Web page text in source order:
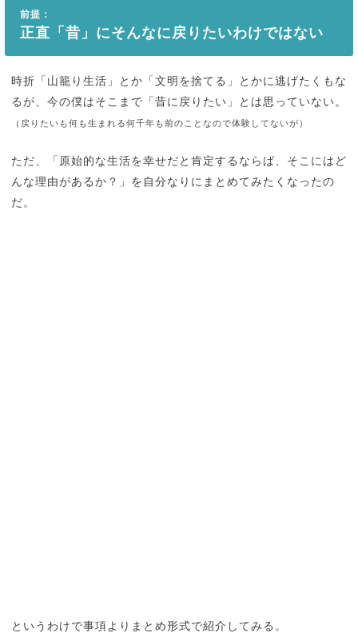
前提：
正直「昔」にそんなに戻りたいわけではない
時折「山籠り生活」とか「文明を捨てる」とかに逃げたくもな
るが、今の僕はそこまで「昔に戻りたい」とは思っていない。
（戻りたいも何も生まれる何千年も前のことなので体験してないが）
ただ、「原始的な生活を幸せだと肯定するならば、そこにはど
んな理由があるか？」を自分なりにまとめてみたくなったの
だ。
というわけで事項よりまとめ形式で紹介してみる。